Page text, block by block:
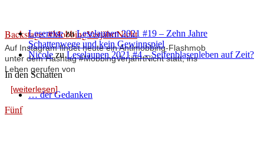
Backstage: #MobbingVerjährtNicht
Auf Instagram findet heute ein Antimobbing-Flashmob
unter dem Hashtag #MobbingVerjährtNicht statt, ins
Leben gerufen von
[weiterlesen]
Fünf
LesereisezuLeselaunen 2021 #19 – Zehn Jahre
Schattenwege und kein Gewinnspiel
Nicole zuLeselaunen 2021 #4 – Seifenblasenleben auf Zeit?
In den Schatten
… der Gedanken